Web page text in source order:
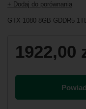
+ Dodaj do porównania
GTX 1080 8GB GDDR5
1922,00